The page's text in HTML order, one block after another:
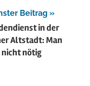
Beitrag
in der
Altstadt: Man
nicht nötig